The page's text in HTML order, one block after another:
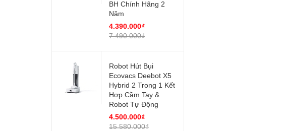
BH Chính Hãng 2
Năm
4.390.000₫
7.490.000₫
Robot Hút Bụi
Ecovacs Deebot X5
Hybrid 2 Trong 1 Kết
Hợp Cầm Tay &
Robot Tự Động
4.500.000₫
15.580.000₫